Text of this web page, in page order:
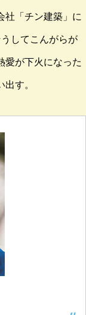
社「チン建築」に
してこんがらが
愛が下火になった
す。